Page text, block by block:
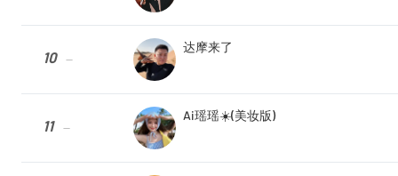
10 --
达摩来了
11 --
Ai瑶瑶☀️(美妆版)